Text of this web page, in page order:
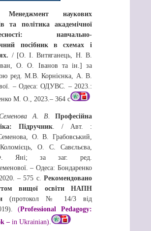
Менеджмент наукових
та політика академічної
навчально-
посібник в схемах і
/ [О. І. Витяганець, Н. В.
О. О. Іванов та ін.] за
ред. М.В. Корнієнка, А. В.
– Одеса: ОДУВС. – 2023.:
М. О., 2023.– 364 с
А. В.
Професійна
Підручник . / Авт. :
О. В. Грабовський,
О. С. Савєльєва,
Яні; за заг. ред.
– Одеса: Бондаренко
– 575 с. Рекомендовано
вищої освітиНАПН
(протокол № 14/3 від
(Professional Pedagogy:
–in Ukrainian) .